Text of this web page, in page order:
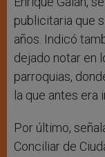
publicitaria que
años. Indicó
dejado notar en
parroquias,
la que antes
Por último,
Conciliar de